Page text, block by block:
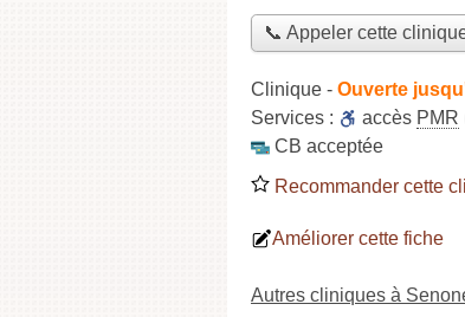
📞 Appeler cette
Clinique - Ouverte
Services :
accès PMR
CB acceptée
Recommander cette
Améliorer cette fiche
Autres cliniques à